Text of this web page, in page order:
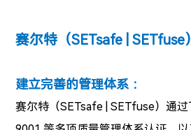
赛尔特（SETsafe |
建立完善的管理体系 ：
赛尔特（SETsafe | SETfuse）通